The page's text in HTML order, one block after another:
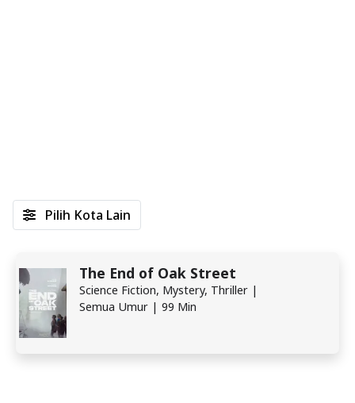
The End of Oak Street
Science Fiction, Mystery, Thriller |
Semua Umur | 99 Min
Pilih Kota Lain